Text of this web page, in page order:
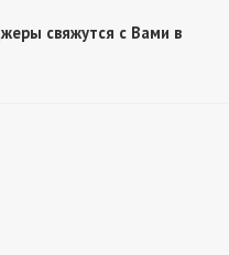
свяжутся с Вами в